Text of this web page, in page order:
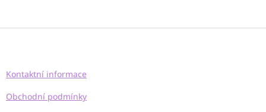
Z
Kontaktní informace
Obchodní podmínky